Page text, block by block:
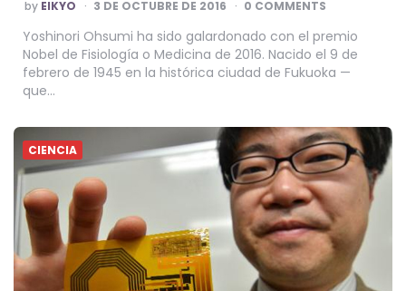
BY
by EIKYO 3 DE OCTUBRE DE 2016 0 COMMENTS
Yoshinori Ohsumi ha sido galardonado con el premio
Nobel de Fisiología o Medicina de 2016. Nacido el 9 de
febrero de 1945 en la histórica ciudad de Fukuoka —
que…
CIENCIA